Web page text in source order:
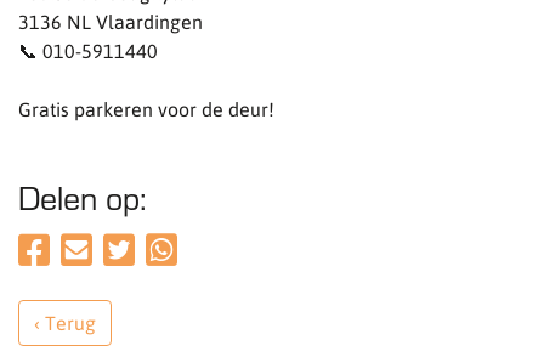
3136 NL Vlaardingen
📞 010-5911440
Gratis parkeren voor de deur!
Delen op:
‹ Terug